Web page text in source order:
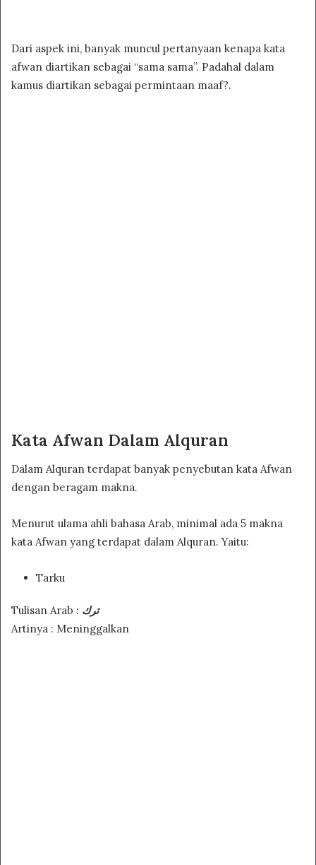
Dari aspek ini, banyak muncul pertanyaan kenapa kata
afwan diartikan sebagai “sama sama”. Padahal dalam
kamus diartikan sebagai permintaan maaf?.
Kata Afwan Dalam Alquran
Dalam Alquran terdapat banyak penyebutan kata Afwan
dengan beragam makna.
Menurut ulama ahli bahasa Arab, minimal ada 5 makna
kata Afwan yang terdapat dalam Alquran. Yaitu:
Tarku
Tulisan Arab : ترك
Artinya : Meninggalkan